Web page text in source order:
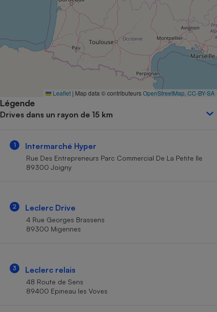
Leaflet | Map data © contributeursOpenStreetMap CC-BY-SA
Légende
Drives dans un rayon de 15 km
1 Intermarché Hyper
Rue Des Entrepreneurs Parc Commercial De La Petite Ile
89300 Joigny
2 Leclerc Drive
4 Rue Georges Brassens
89300 Migennes
3 Leclerc relais
48 Route de Sens
89400 Epineau les Voves
Complément
alimentaire
Assurance emprunteur
Banque
Petit électroménager -
Matelas
Mutuelle